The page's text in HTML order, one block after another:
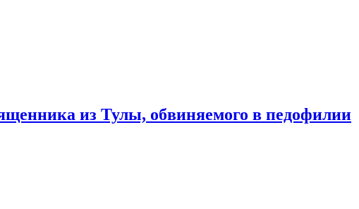
из Тулы, обвиняемого в педофилии